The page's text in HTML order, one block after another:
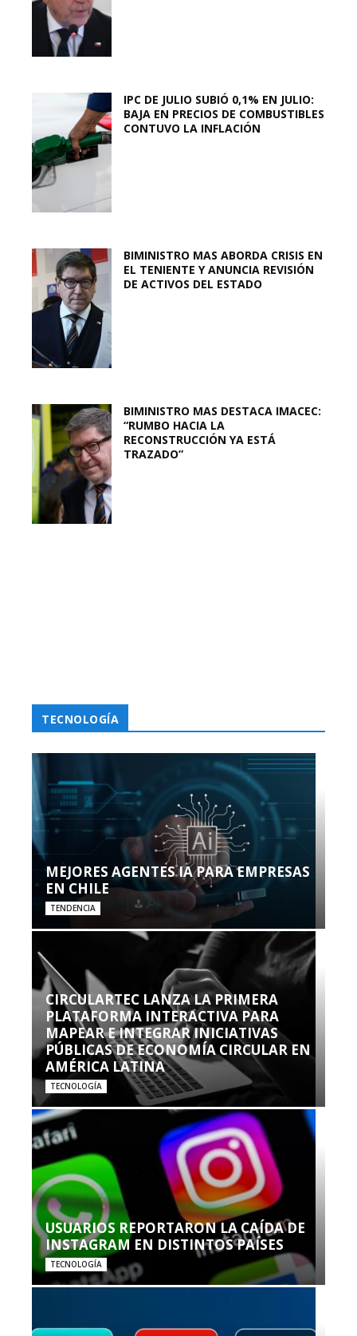
IPC DE JULIO SUBIÓ 0,1% EN JULIO:
BAJA EN PRECIOS DE COMBUSTIBLES
CONTUVO LA INFLACIÓN
BIMINISTRO MAS ABORDA CRISIS EN
EL TENIENTE Y ANUNCIA REVISIÓN
DE ACTIVOS DEL ESTADO
BIMINISTRO MAS DESTACA IMACEC:
“RUMBO HACIA LA
RECONSTRUCCIÓN YA ESTÁ
TRAZADO”
TECNOLOGÍA
MEJORES AGENTES IA PARA EMPRESAS
EN CHILE
TENDENCIA
CIRCULARTEC LANZA LA PRIMERA
PLATAFORMA INTERACTIVA PARA
MAPEAR E INTEGRAR INICIATIVAS
PÚBLICAS DE ECONOMÍA CIRCULAR EN
AMÉRICA LATINA
TECNOLOGÍA
USUARIOS REPORTARON LA CAÍDA DE
INSTAGRAM EN DISTINTOS PAÍSES
TECNOLOGÍA